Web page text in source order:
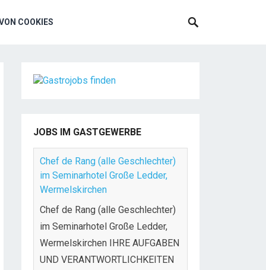
COOKIES
JOBS IM GASTGEWERBE
Chef de Rang (alle Geschlechter)
im Seminarhotel Große Ledder,
Wermelskirchen
Chef de Rang (alle Geschlechter)
im Seminarhotel Große Ledder,
Wermelskirchen IHRE AUFGABEN
UND VERANTWORTLICHKEITEN